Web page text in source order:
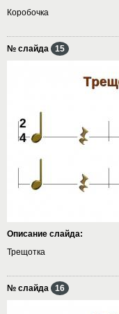
Коробочка
№ слайда 15
Описание слайда:
Трещотка
№ слайда 16